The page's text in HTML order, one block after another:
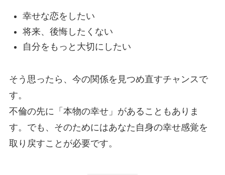
幸せな恋をしたい
将来、後悔したくない
自分をもっと大切にしたい
そう思ったら、今の関係を見つめ直すチャンスで
す。
不倫の先に「本物の幸せ」があることもありま
す。でも、そのためにはあなた自身の幸せ感覚を
取り戻すことが必要です。